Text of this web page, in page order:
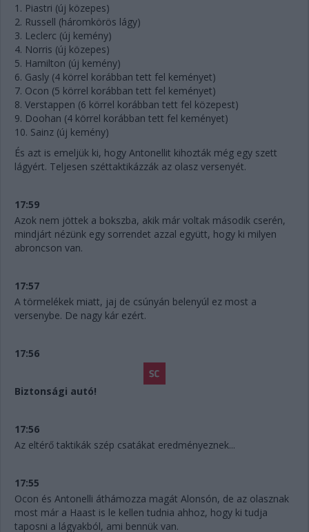
1. Piastri (új közepes)
2. Russell (háromkörös lágy)
3. Leclerc (új kemény)
4. Norris (új közepes)
5. Hamilton (új kemény)
6. Gasly (4 körrel korábban tett fel keményet)
7. Ocon (5 körrel korábban tett fel keményet)
8. Verstappen (6 körrel korábban tett fel közepest)
9. Doohan (4 körrel korábban tett fel keményet)
10. Sainz (új kemény)
És azt is emeljük ki, hogy Antonellit kihozták még egy szett
lágyért. Teljesen széttaktikázzák az olasz versenyét.
17:59
Azok nem jöttek a bokszba, akik már voltak második cserén,
mindjárt nézünk egy sorrendet azzal együtt, hogy ki milyen
abroncson van.
17:57
A törmelékek miatt, jaj de csúnyán belenyúl ez most a
versenybe. De nagy kár ezért.
17:56
Biztonsági autó!
17:56
Az eltérő taktikák szép csatákat eredményeznek...
17:55
Ocon és Antonelli áthámozza magát Alonsón, de az olasznak
most már a Haast is le kellen tudnia ahhoz, hogy ki tudja
taposni a lágyakból, ami bennük van.